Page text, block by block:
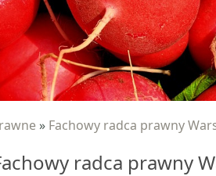
» Fachowy radca prawny
radca prawny